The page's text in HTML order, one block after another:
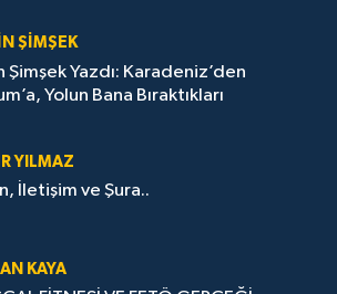
ŞIMŞEK
Şimşek Yazdı: Karadeniz’den
Yolun Bana Bıraktıkları
YILMAZ
İletişim ve Şura..
KAYA